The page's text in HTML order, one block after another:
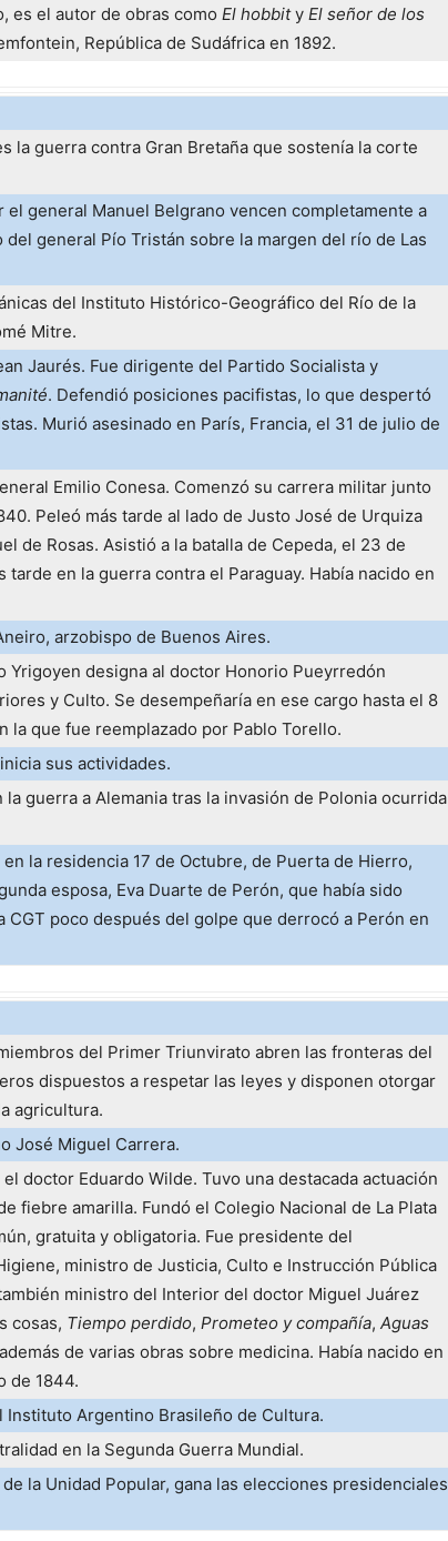
es el autor de obras como El hobbity El señor de los
República de Sudáfrica en 1892.
la guerra contra Gran Bretaña que sostenía la corte
el general Manuel Belgrano vencen completamente a
del general Pío Tristán sobre la margen del río de Las
del Instituto Histórico-Geográfico del Río de la
Mitre.
Jaurés. Fue dirigente del Partido Socialista y
. Defendió posiciones pacifistas, lo que despertó
Murió asesinado en París, Francia, el 31 de julio de
Emilio Conesa. Comenzó su carrera militar junto
Peleó más tarde al lado de Justo José de Urquiza
de Rosas. Asistió a la batalla de Cepeda, el 23 de
tarde en la guerra contra el Paraguay. Había nacido en
arzobispo de Buenos Aires.
Yrigoyen designa al doctor Honorio Pueyrredón
y Culto. Se desempeñaría en ese cargo hasta el 8
la que fue reemplazado por Pablo Torello.
sus actividades.
la guerra a Alemania tras la invasión de Polonia ocurrida
la residencia 17 de Octubre, de Puerta de Hierro,
esposa, Eva Duarte de Perón, que había sido
CGT poco después del golpe que derrocó a Perón en
del Primer Triunvirato abren las fronteras del
dispuestos a respetar las leyes y disponen otorgar
agricultura.
José Miguel Carrera.
doctor Eduardo Wilde. Tuvo una destacada actuación
fiebre amarilla. Fundó el Colegio Nacional de La Plata
gratuita y obligatoria. Fue presidente del
ministro de Justicia, Culto e Instrucción Pública
ministro del Interior del doctor Miguel Juárez
cosas, Tiempo perdido, Prometeo y compañía, Aguas
de varias obras sobre medicina. Había nacido en
de 1844.
Instituto Argentino Brasileño de Cultura.
en la Segunda Guerra Mundial.
la Unidad Popular, gana las elecciones presidenciales